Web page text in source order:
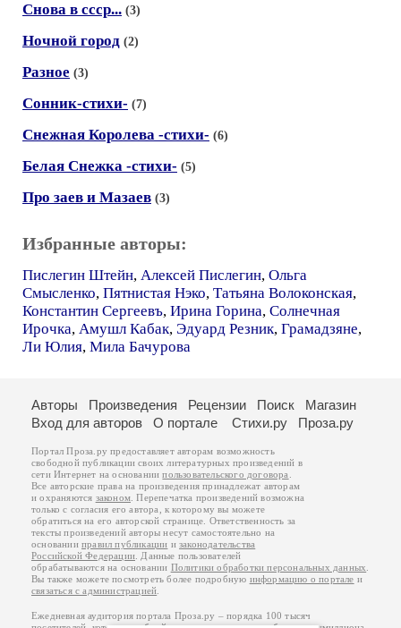
Снова в ссср... (3)
Ночной город (2)
Разное (3)
Сонник-стихи- (7)
Снежная Королева -стихи- (6)
Белая Снежка -стихи- (5)
Про заев и Мазаев (3)
Избранные авторы:
Пислегин Штейн, Алексей Пислегин, Ольга
Смысленко, Пятнистая Нэко, Татьяна Волоконская,
Константин Сергеевъ, Ирина Горина, Солнечная
Ирочка, Амушл Кабак, Эдуард Резник, Грамадзяне,
Ли Юлия, Мила Бачурова
Авторы Произведения Рецензии Поиск
Магазин
Вход для авторов
О портале Стихи.ру Проза.ру
Портал Проза.ру предоставляет авторам возможность
свободной публикации своих литературных произведений в
сети Интернет на основаниипользовательского договора
Все авторские права на произведения принадлежат авторам
и охраняются законом . Перепечатка произведений возможна
только с согласия его автора, к которому вы можете
обратиться на его авторской странице. Ответственность за
тексты произведений авторы несут самостоятельно на
основанииправил публикации изаконодательства
Российской Федерации . Данные пользователей
обрабатываются на основании Политики обработки персональных данных
Вы также можете посмотреть более подробную информацию о портале и
связаться с администрацией
Ежедневная аудитория портала Проза.ру – порядка 100 тысяч